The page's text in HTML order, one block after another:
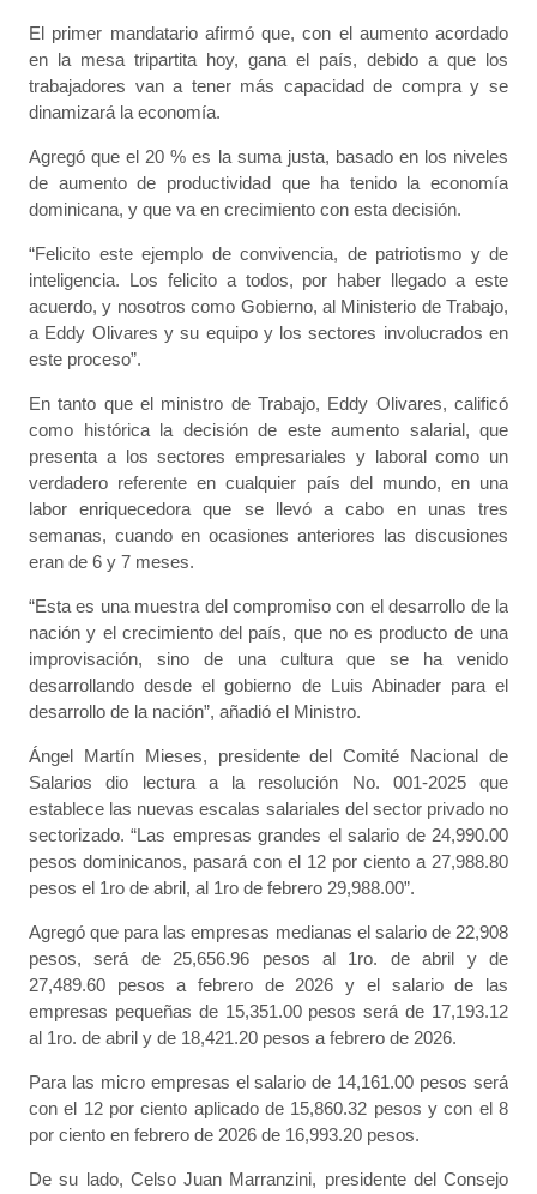
El primer mandatario afirmó que, con el aumento acordado
en la mesa tripartita hoy, gana el país, debido a que los
trabajadores van a tener más capacidad de compra y se
dinamizará la economía.
Agregó que el 20 % es la suma justa, basado en los niveles
de aumento de productividad que ha tenido la economía
dominicana, y que va en crecimiento con esta decisión.
“Felicito este ejemplo de convivencia, de patriotismo y de
inteligencia. Los felicito a todos, por haber llegado a este
acuerdo, y nosotros como Gobierno, al Ministerio de Trabajo,
a Eddy Olivares y su equipo y los sectores involucrados en
este proceso”.
En tanto que el ministro de Trabajo, Eddy Olivares, calificó
como histórica la decisión de este aumento salarial, que
presenta a los sectores empresariales y laboral como un
verdadero referente en cualquier país del mundo, en una
labor enriquecedora que se llevó a cabo en unas tres
semanas, cuando en ocasiones anteriores las discusiones
eran de 6 y 7 meses.
“Esta es una muestra del compromiso con el desarrollo de la
nación y el crecimiento del país, que no es producto de una
improvisación, sino de una cultura que se ha venido
desarrollando desde el gobierno de Luis Abinader para el
desarrollo de la nación”, añadió el Ministro.
Ángel Martín Mieses, presidente del Comité Nacional de
Salarios dio lectura a la resolución No. 001-2025 que
establece las nuevas escalas salariales del sector privado no
sectorizado. “Las empresas grandes el salario de 24,990.00
pesos dominicanos, pasará con el 12 por ciento a 27,988.80
pesos el 1ro de abril, al 1ro de febrero 29,988.00”.
Agregó que para las empresas medianas el salario de 22,908
pesos, será de 25,656.96 pesos al 1ro. de abril y de
27,489.60 pesos a febrero de 2026 y el salario de las
empresas pequeñas de 15,351.00 pesos será de 17,193.12
al 1ro. de abril y de 18,421.20 pesos a febrero de 2026.
Para las micro empresas el salario de 14,161.00 pesos será
con el 12 por ciento aplicado de 15,860.32 pesos y con el 8
por ciento en febrero de 2026 de 16,993.20 pesos.
De su lado, Celso Juan Marranzini, presidente del Consejo